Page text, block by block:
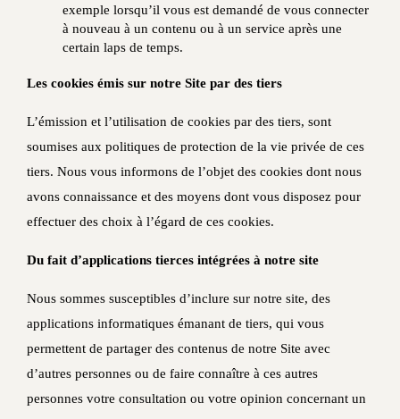
exemple lorsqu’il vous est demandé de vous connecter
à nouveau à un contenu ou à un service après une
certain laps de temps.
Les cookies émis sur notre Site par des tiers
L’émission et l’utilisation de cookies par des tiers, sont
soumises aux politiques de protection de la vie privée de ces
tiers. Nous vous informons de l’objet des cookies dont nous
avons connaissance et des moyens dont vous disposez pour
effectuer des choix à l’égard de ces cookies.
Du fait d’applications tierces intégrées à notre site
Nous sommes susceptibles d’inclure sur notre site, des
applications informatiques émanant de tiers, qui vous
permettent de partager des contenus de notre Site avec
d’autres personnes ou de faire connaître à ces autres
personnes votre consultation ou votre opinion concernant un